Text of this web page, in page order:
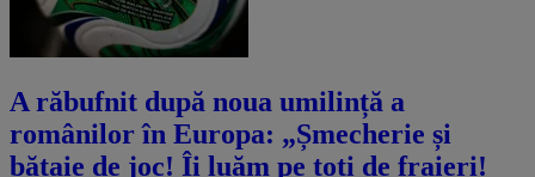
A răbufnit după noua umilință a
românilor în Europa: „Șmecherie și
bătaie de joc! Îi luăm pe toți de fraieri!